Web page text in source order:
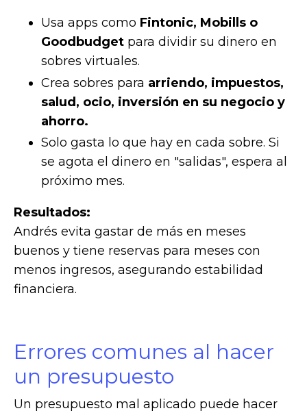
Usa apps como Fintonic, Mobills o
Goodbudget para dividir su dinero en
sobres virtuales.
Crea sobres para arriendo, impuestos,
salud, ocio, inversión en su negocio y
ahorro.
Solo gasta lo que hay en cada sobre. Si
se agota el dinero en "salidas", espera al
próximo mes.
Resultados:
Andrés evita gastar de más en meses
buenos y tiene reservas para meses con
menos ingresos, asegurando estabilidad
financiera.
Errores comunes al hacer
un presupuesto
Un presupuesto mal aplicado puede hacer